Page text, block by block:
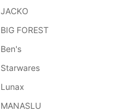
JACKO
BIG FOREST
Ben's
Starwares
Lunax
MANASLU